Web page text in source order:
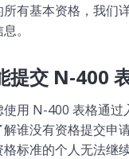
有基本资格，我们
。
提交 N-400
用 N-400 表格通过
谁没有资格提交申
标准的个人无法继